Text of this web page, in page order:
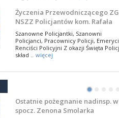
Życzenia Przewodniczącego ZG
NSZZ Policjantów kom. Rafała
Jankowskiego z okazji Święta
Policji 2026
Szanowne Policjantki, Szanowni
Policjanci, Pracownicy Policji,
Renciści Policyjni Z okazji Święta
skład .. więcej
NSZZ Policjantów: Policja nie
W przestrzeni publicznej po raz
pojawiły się wypowiedzi, które
w funkcjonariuszki i funkcjonariuszy
Policj .. więcej
•• • •
NSZZ Policjantów
Na zaproszenie Zarządu Głównego NSZZ
Policjantów w Polsce gościł Rafael
Departamentu Policji w Nowym Jorku, o
.. więcej
PAMIĘTAMY I ODDAJMY HOŁD
SIERŻ. MARKOWI SIENICKIEMU
poświęconą starszemu sierżantowi Mar
Ostatnie pożegnanie nadinsp. w
spocz. Zenona Smolarka